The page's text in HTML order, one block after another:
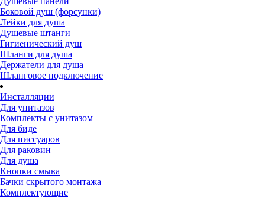
Боковой душ (форсунки)
Лейки для душа
Душевые штанги
Гигиенический душ
Шланги для душа
Держатели для душа
Шланговое подключение
Инсталляции
Для унитазов
Комплекты с унитазом
Для биде
Для писсуаров
Для раковин
Для душа
Кнопки смыва
Бачки скрытого монтажа
Комплектующие